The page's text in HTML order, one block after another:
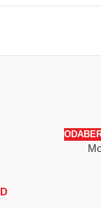
Raspon cena: od
SALE